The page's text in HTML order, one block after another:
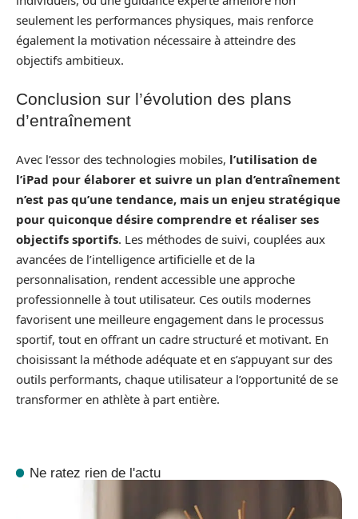
seulement les performances physiques, mais renforce
également la motivation nécessaire à atteindre des
objectifs ambitieux.
Conclusion sur l’évolution des plans
d’entraînement
Avec l’essor des technologies mobiles, l’utilisation de
l’iPad pour élaborer et suivre un plan d’entraînement
n’est pas qu’une tendance, mais un enjeu stratégique
pour quiconque désire comprendre et réaliser ses
objectifs sportifs. Les méthodes de suivi, couplées aux
avancées de l’intelligence artificielle et de la
personnalisation, rendent accessible une approche
professionnelle à tout utilisateur. Ces outils modernes
favorisent une meilleure engagement dans le processus
sportif, tout en offrant un cadre structuré et motivant. En
choisissant la méthode adéquate et en s’appuyant sur des
outils performants, chaque utilisateur a l’opportunité de se
transformer en athlète à part entière.
Ne ratez rien de l'actu